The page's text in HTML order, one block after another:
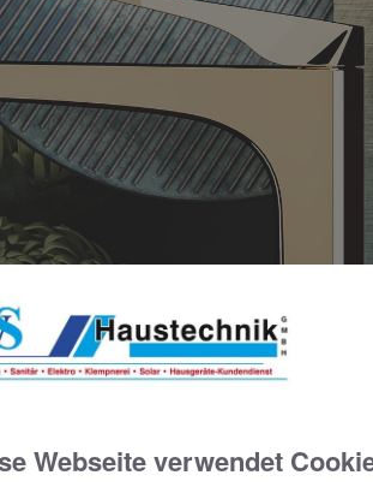
Webseite verwendet